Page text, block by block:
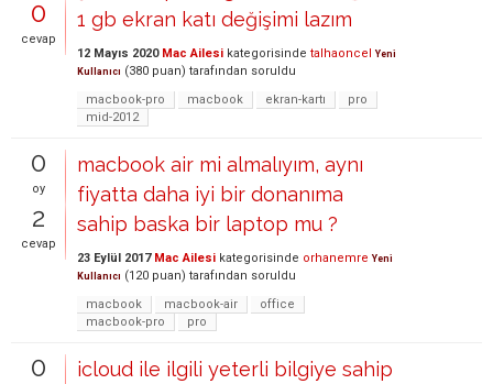
0
cevap
1 gb ekran katı değişimi lazım
12 Mayıs 2020 Mac Ailesi kategorisinde talhaoncel Yeni
Kullanıcı (380 puan) tarafından soruldu
macbook-pro
macbook ekran-kartı
pro
mid-2012
0
oy
2
cevap
macbook air mi almalıyım, aynı
fiyatta daha iyi bir donanıma
sahip baska bir laptop mu ?
23 Eylül 2017 Mac Ailesi kategorisinde orhanemre Yeni
Kullanıcı (120 puan) tarafından soruldu
macbook
macbook-air
office
macbook-pro
pro
0
icloud ile ilgili yeterli bilgiye sahip